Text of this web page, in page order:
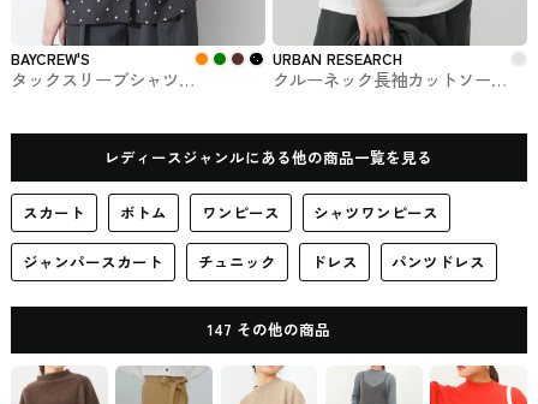
BAYCREW'S
タックスリーブシャツ
URBAN RESEARCH
クルーネック長袖カットソー
レディースジャンルにある他の商品一覧を見る
スカート ボトム ワンピース シャツワンピース
ジャンパースカート チュニック ドレス パンツドレス
147 その他の商品